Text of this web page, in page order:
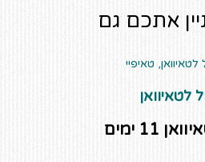
אתכם גם
לטאיוואן
11 י מים